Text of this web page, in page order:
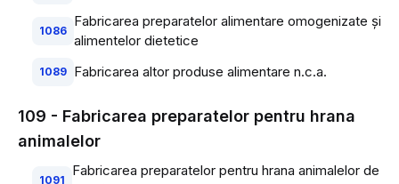
1086
Fabricarea preparatelor alimentare omogenizate şi
alimentelor dietetice
1089 Fabricarea altor produse alimentare n.c.a.
109 - Fabricarea preparatelor pentru hrana
animalelor
1091
Fabricarea preparatelor pentru hrana animalelor de